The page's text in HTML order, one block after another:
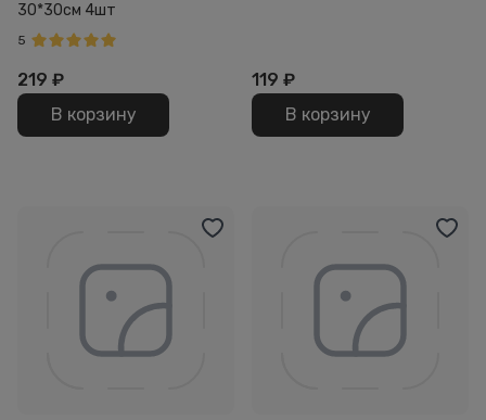
30*30см 4шт
5
219 ₽
В корзину
119 ₽
В корзину